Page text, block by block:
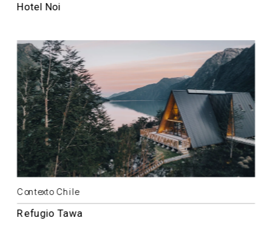
Hotel Noi
Contexto Chile
Refugio Tawa